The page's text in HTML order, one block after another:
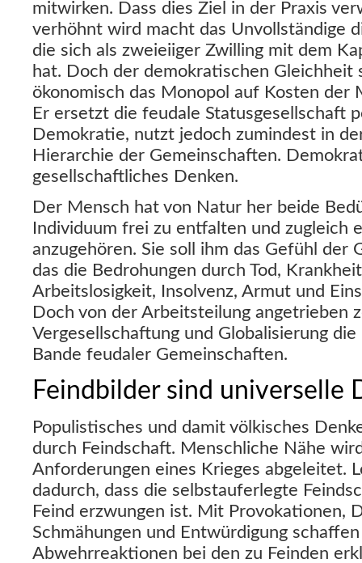
mitwirken. Dass dies Ziel in der Praxis
verhöhnt wird macht das Unvollständige
die sich als zweieiiger Zwilling mit dem
hat. Doch der demokratischen Gleichheit
ökonomisch das Monopol auf Kosten der
Er ersetzt die feudale Statusgesellschaft
Demokratie, nutzt jedoch zumindest in
Hierarchie der Gemeinschaften.
gesellschaftliches Denken.
Der Mensch hat von Natur her beide
Individuum frei zu entfalten und zugleich
anzugehören. Sie soll ihm das Gefühl der
das die Bedrohungen durch Tod,
Arbeitslosigkeit, Insolvenz, Armut und
Doch von der Arbeitsteilung angetrieben
Vergesellschaftung und Globalisierung
Bande feudaler Gemeinschaften.
Feindbilder sind universelle
Populistisches und damit völkisches
durch Feindschaft. Menschliche Nähe
Anforderungen eines Krieges abgeleitet.
dadurch, dass die selbstauferlegte
Feind erzwungen ist. Mit Provokationen,
Schmähungen und Entwürdigung
Abwehrreaktionen bei den zu Feinden